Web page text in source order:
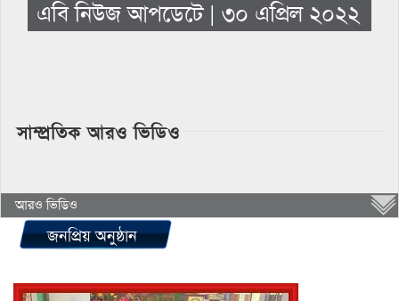
এবি নিউজ আপডেটে | ৩০ এপ্রিল ২০২২
সাম্প্রতিক আরও ভিডিও
আরও ভিডিও
জনপ্রিয় অনুষ্ঠান